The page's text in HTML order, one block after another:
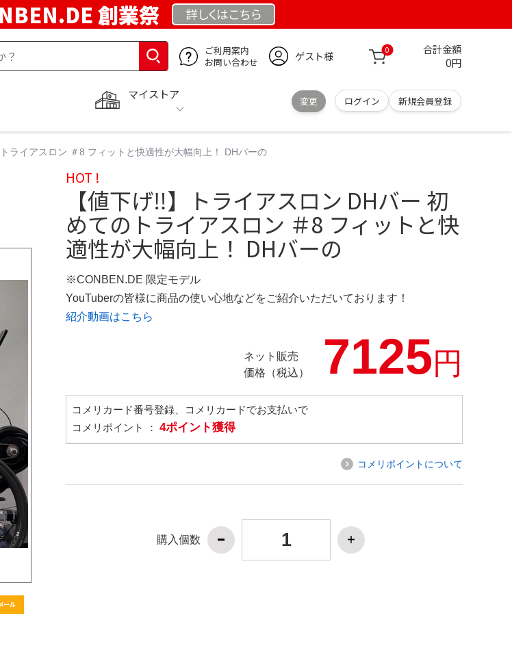
創業祭 詳しくはこちら
ご利用案内
お問い合わせ
ゲスト様 0 合計金額
0円
マイストア
変更 ログイン 新規会員登録
ライアスロン ＃8 フィットと快適性が大幅向上！ DHバーの
HOT !
【値下げ‼️】トライアスロン DHバー 初
めてのトライアスロン ＃8 フィットと快
適性が大幅向上！ DHバーの
※CONBEN.DE 限定モデル
YouTuberの皆様に商品の使い心地などをご紹介いただいております！
紹介動画はこちら
ネット販売
価格（税込）
7125円
コメリカード番号登録、コメリカードでお支払いで
コメリポイント ： 4ポイント獲得
コメリポイントについて
購入個数